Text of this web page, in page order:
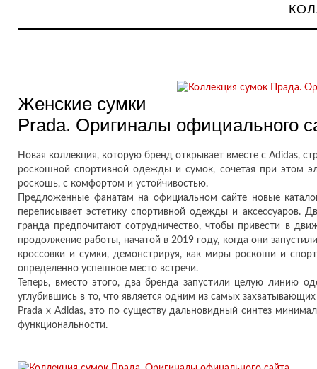
Женские сумки
Prada. Оригиналы официального
Новая коллекция, которую бренд открывает вместе с Adidas,
роскошной спортивной одежды и сумок, сочетая при этом
роскошь, с комфортом и устойчивостью.
Предложенные фанатам на официальном сайте новые
переписывает эстетику спортивной одежды и аксессуаров.
гранда предпочитают сотрудничество, чтобы привести в
продолжение работы, начатой в 2019 году, когда они
кроссовки и сумки, демонстрируя, как миры роскоши и
определенно успешное место встречи.
Теперь, вместо этого, два бренда запустили целую линию
углубившись в то, что является одним из самых
Prada x Adidas, это по существу дальновидный синтез
функциональности.